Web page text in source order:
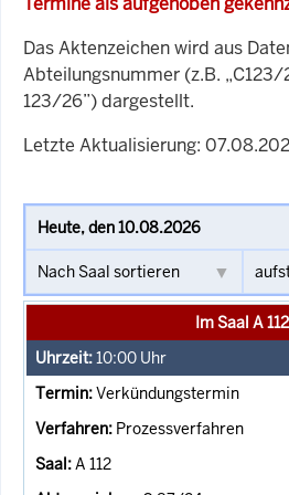
Das Aktenzeichen wird aus
Abteilungsnummer (z.B. „C123/
123/26”) dargestellt.
Letzte Aktualisierung:
Im Saal A 112
10:00 Uhr
Verkündungstermin
Prozessverfahren
A 112